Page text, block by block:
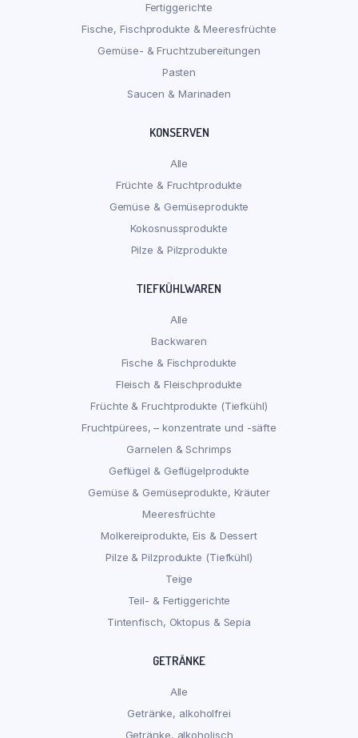
Fertiggerichte
Fische, Fischprodukte & Meeresfrüchte
Gemüse- & Fruchtzubereitungen
Pasten
Saucen & Marinaden
KONSERVEN
Alle
Früchte & Fruchtprodukte
Gemüse & Gemüseprodukte
Kokosnussprodukte
Pilze & Pilzprodukte
TIEFKÜHLWAREN
Alle
Backwaren
Fische & Fischprodukte
Fleisch & Fleischprodukte
Früchte & Fruchtprodukte (Tiefkühl)
Fruchtpürees, – konzentrate und -säfte
Garnelen & Schrimps
Geflügel & Geflügelprodukte
Gemüse & Gemüseprodukte, Kräuter
Meeresfrüchte
Molkereiprodukte, Eis & Dessert
Pilze & Pilzprodukte (Tiefkühl)
Teige
Teil- & Fertiggerichte
Tintenfisch, Oktopus & Sepia
GETRÄNKE
Alle
Getränke, alkoholfrei
Getränke, alkoholisch